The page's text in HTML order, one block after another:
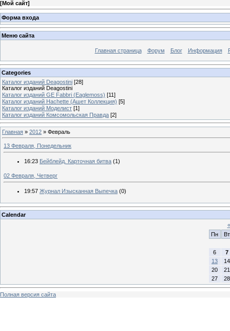
[Мой сайт]
Форма входа
Меню сайта
Главная страница Форум Блог Информация
Categories
Каталог изданий Deagostini [28]
Каталог изданий Deagostini
Каталог изданий GE Fabbri (Eaglemoss) [11]
Каталог изданий Hachette (Ашет Коллекция) [5]
Каталог изданий Моделист [1]
Каталог изданий Комсомольская Правда [2]
Главная » 2012 » Февраль
13 Февраля, Понедельник
16:23 Бейблейд. Карточная битва (1)
02 Февраля, Четверг
19:57 Журнал Изысканная Выпечка (0)
Calendar
«
Пн
Вт
6
7
13
14
20
21
27
28
Полная версия сайта